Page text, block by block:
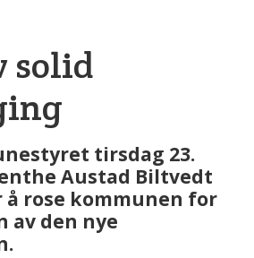
solid
tirsdag 23.
Austad Biltvedt
rose kommunen for
av den nye